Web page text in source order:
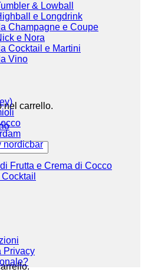
nel carrello.
& Lowball
e Longdrink
Champagne e Coupe
e Nora
Cocktail e Martini
Vino
nordicbar
Frutta e Crema di Cocco
Privacy